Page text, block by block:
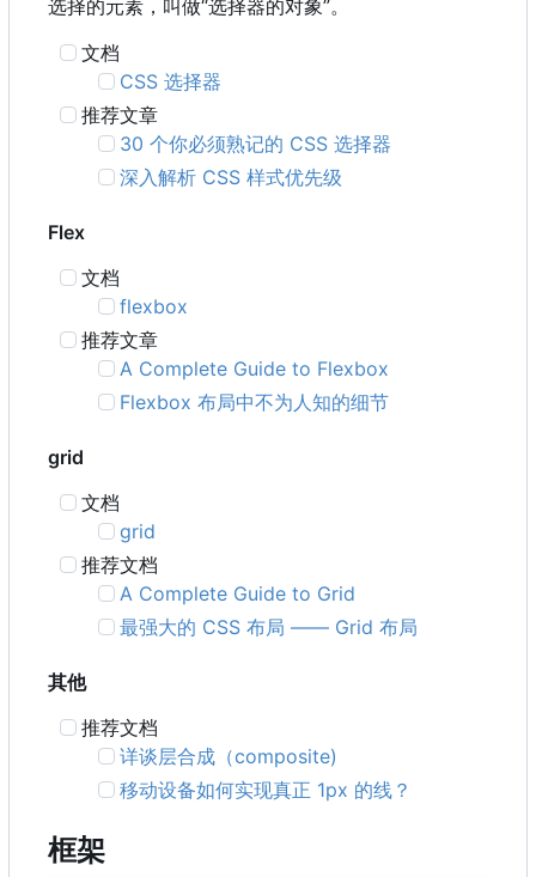
选择的元素，叫做“选择器的对象”。
文档
CSS 选择器
推荐文章
30 个你必须熟记的 CSS 选择器
深入解析 CSS 样式优先级
Flex
文档
flexbox
推荐文章
A Complete Guide to Flexbox
Flexbox 布局中不为人知的细节
grid
文档
grid
推荐文档
A Complete Guide to Grid
最强大的 CSS 布局 —— Grid 布局
其他
推荐文档
详谈层合成 （composite)
移动设备如何实现真正 1px 的线？
框架